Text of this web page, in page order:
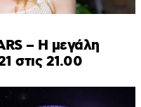
– Η μεγάλη
στις 21.00